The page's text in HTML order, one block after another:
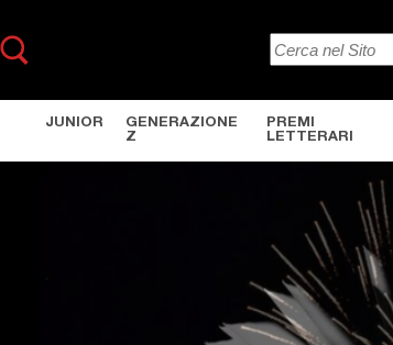
JUNIOR
GENERAZIONE
Z
PREMI
LETTERARI